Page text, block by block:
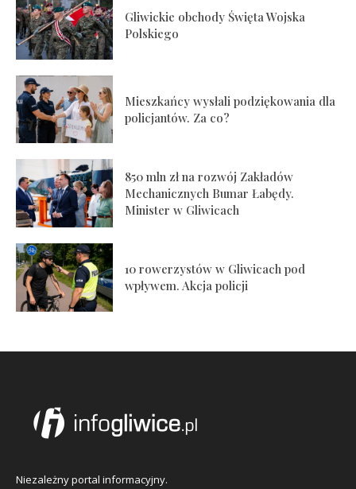
Gliwickie obchody Święta Wojska
Polskiego
Mieszkańcy wysłali podziękowania dla
policjantów. Za co?
850 mln zł na rozwój Zakładów
Mechanicznych Bumar Łabędy.
Minister w Gliwicach
10 rowerzystów w Gliwicach pod
wpływem. Akcja policji
Niezależny portal informacyjny.